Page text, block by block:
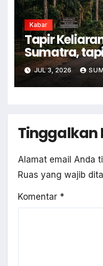
Kabar
Tapir
Sumatra,
Warga
JUL 3, 2026
Tinggalkan
Alamat email Anda
Ruas yang wajib
Komentar *